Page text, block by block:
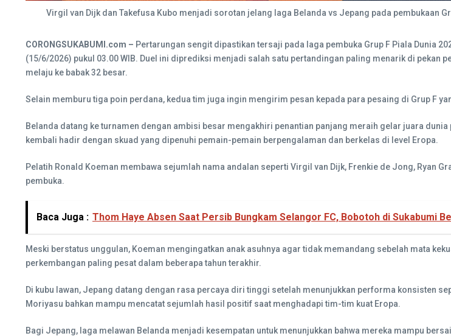
Virgil van Dijk dan Takefusa Kubo menjadi sorotan jelang laga Belanda vs Jepang pada pembukaan
CORONGSUKABUMI.com – Pertarungan sengit dipastikan tersaji pada laga pembuka Grup F Piala Dunia
(15/6/2026) pukul 03.00 WIB. Duel ini diprediksi menjadi salah satu pertandingan paling menarik di
melaju ke babak 32 besar.
Selain memburu tiga poin perdana, kedua tim juga ingin mengirim pesan kepada para pesaing di Grup F
Belanda datang ke turnamen dengan ambisi besar mengakhiri penantian panjang meraih gelar juara
kembali hadir dengan skuad yang dipenuhi pemain-pemain berpengalaman dan berkelas di level Eropa.
Pelatih Ronald Koeman membawa sejumlah nama andalan seperti Virgil van Dijk, Frenkie de Jong, Ryan
pembuka.
Baca Juga : Thom Haye Absen Saat Persib Bungkam Selangor FC, Bobotoh di Sukabumi
Meski berstatus unggulan, Koeman mengingatkan anak asuhnya agar tidak memandang sebelah mata
perkembangan paling pesat dalam beberapa tahun terakhir.
Di kubu lawan, Jepang datang dengan rasa percaya diri tinggi setelah menunjukkan performa konsisten
Moriyasu bahkan mampu mencatat sejumlah hasil positif saat menghadapi tim-tim kuat Eropa.
Bagi Jepang, laga melawan Belanda menjadi kesempatan untuk menunjukkan bahwa mereka mampu